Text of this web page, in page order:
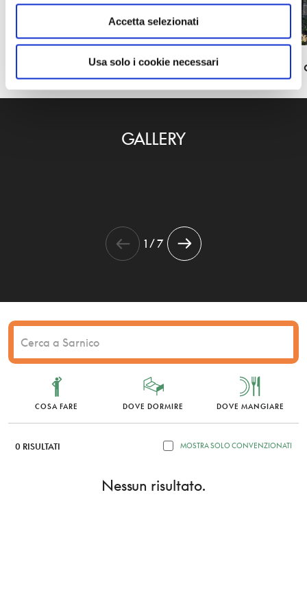
Accetta selezionati
Usa solo i cookie necessari
COSA FARE DOVE DORMIRE DOVE MANGIARE
0 RISULTATI MOSTRA SOLO CONVENZIONATI
Nessun risultato.
GALLERY
1 / 7
Porta il borgo di Sarnico a casa tua